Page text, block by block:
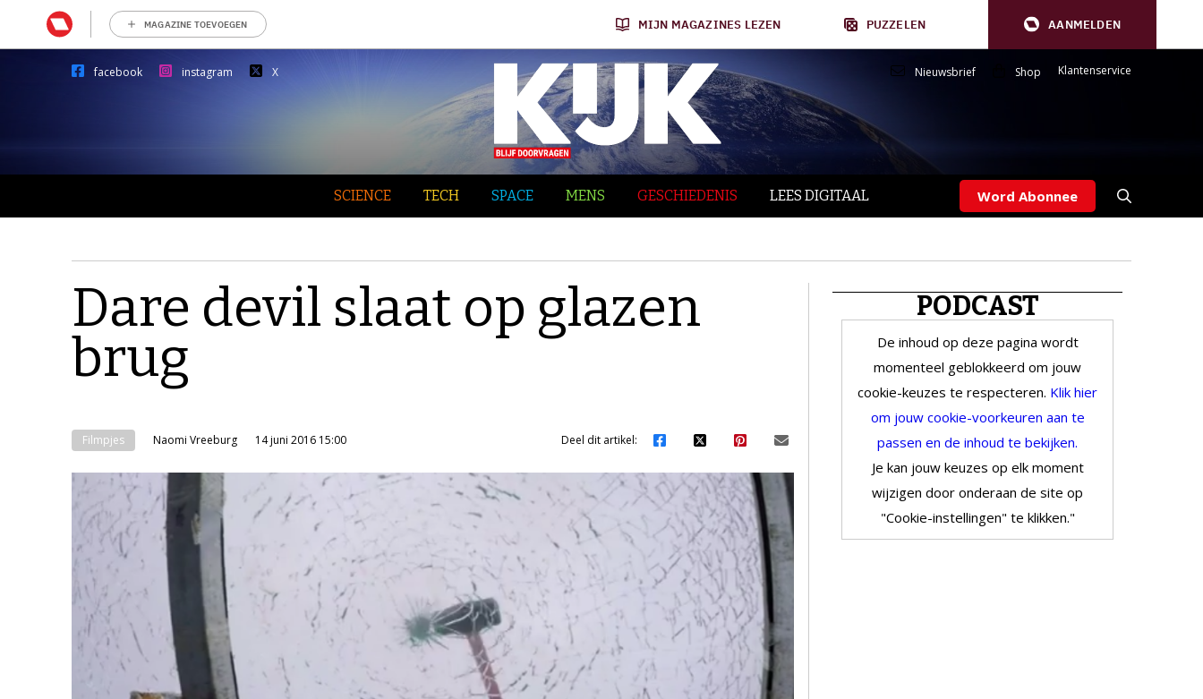
MAGAZINE TOEVOEGEN MIJN MAGAZINES LEZEN PUZZELEN AANMELDEN
facebook instagram X Nieuwsbrief Shop Klantenservice
SCIENCE TECH SPACE MENS GESCHIEDENIS LEES DIGITAAL Word Abonnee
Dare devil slaat op glazen
brug
Filmpjes Naomi Vreeburg 14 juni 2016 15:00 Deel dit artikel:
PODCAST
De inhoud op deze pagina wordt
momenteel geblokkeerd om jouw
cookie-keuzes te respecteren. Klik hier
om jouw cookie-voorkeuren aan te
passen en de inhoud te bekijken.
Je kan jouw keuzes op elk moment
wijzigen door onderaan de site op
"Cookie-instellingen" te klikken."